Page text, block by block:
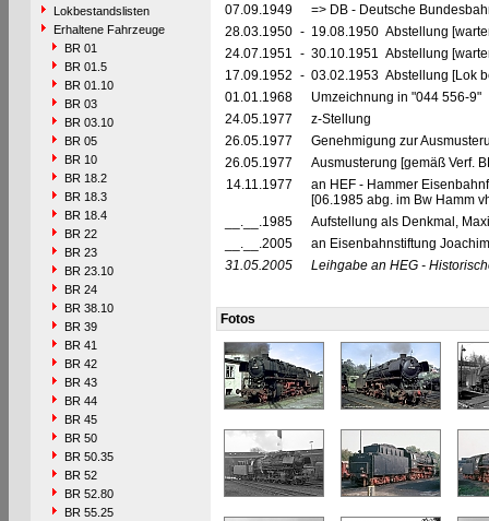
Lokbestandslisten
Erhaltene Fahrzeuge
BR 01
BR 01.5
BR 01.10
BR 03
BR 03.10
BR 05
BR 10
BR 18.2
BR 18.3
BR 18.4
BR 22
BR 23
BR 23.10
BR 24
BR 38.10
BR 39
BR 41
BR 42
BR 43
BR 44
BR 45
BR 50
BR 50.35
BR 52
BR 52.80
BR 55.25
07.09.1949
=> DB - Deutsche
28.03.1950 - 19.08.1950 Abstellung
24.07.1951 - 30.10.1951 Abstellung
17.09.1952 - 03.02.1953 Abstellung [Lok
01.01.1968
Umzeichnung in "044 556-9"
24.05.1977
z-Stellung
26.05.1977
Genehmigung zur
26.05.1977
Ausmusterung [gemäß Verf.
14.11.1977
an HEF - Hammer
[06.1985 abg. im Bw Hamm
__.__.1985
Aufstellung als Denkmal,
__.__.2005
an Eisenbahnstiftung
31.05.2005
Leihgabe an HEG -
Fotos